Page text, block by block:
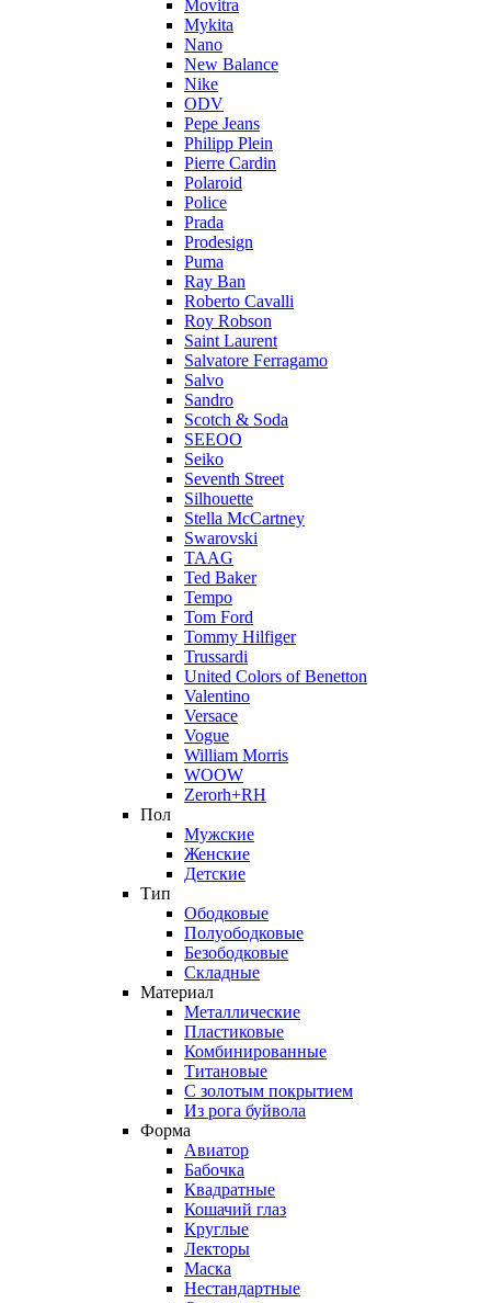
Movitra
Mykita
Nano
New Balance
Nike
ODV
Pepe Jeans
Philipp Plein
Pierre Cardin
Polaroid
Police
Prada
Prodesign
Puma
Ray Ban
Roberto Cavalli
Roy Robson
Saint Laurent
Salvatore Ferragamo
Salvo
Sandro
Scotch & Soda
SEEOO
Seiko
Seventh Street
Silhouette
Stella McCartney
Swarovski
TAAG
Ted Baker
Tempo
Tom Ford
Tommy Hilfiger
Trussardi
United Colors of Benetton
Valentino
Versace
Vogue
William Morris
WOOW
Zerorh+RH
Пол
Мужские
Женские
Детские
Тип
Ободковые
Полуободковые
Безободковые
Складные
Материал
Металлические
Пластиковые
Комбинированные
Титановые
С золотым покрытием
Из рога буйвола
Форма
Авиатор
Бабочка
Квадратные
Кошачий глаз
Круглые
Лекторы
Маска
Нестандартные